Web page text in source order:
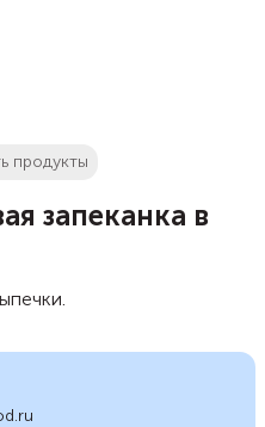
продукты
запеканка в